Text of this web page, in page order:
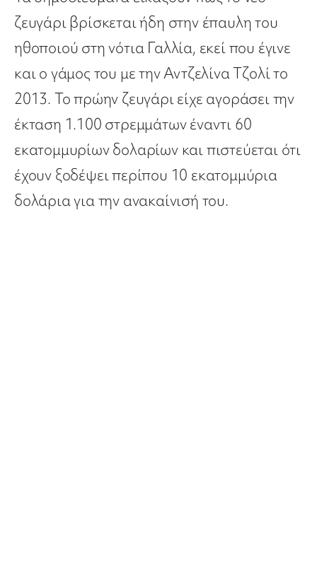
ζευγάρι βρίσκεται ήδη στην έπαυλη του
ηθοποιού στη νότια Γαλλία, εκεί που έγινε
και ο γάμος του με την Αντζελίνα Τζολί το
2013. Το πρώην ζευγάρι είχε αγοράσει την
έκταση 1.100 στρεμμάτων έναντι 60
εκατομμυρίων δολαρίων και πιστεύεται ότι
έχουν ξοδέψει περίπου 10 εκατομμύρια
δολάρια για την ανακαίνισή του.